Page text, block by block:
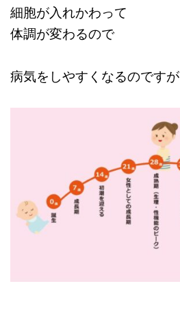
細胞が入れかわって
体調が変わるので
病気をしやすくなるのですが